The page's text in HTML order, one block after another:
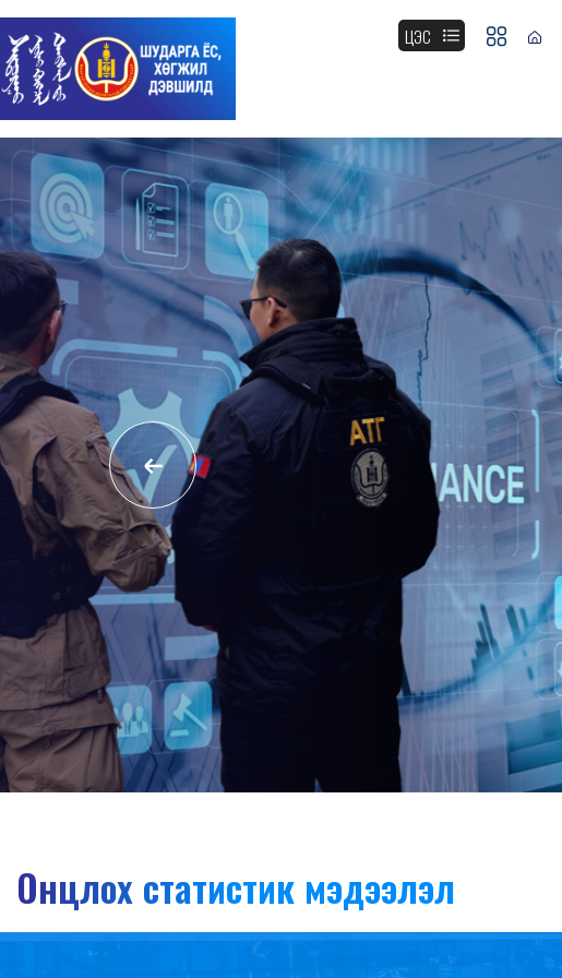
ЦЭС
Авлигын эсрэг НЭГДЬЕ
Шударга ёс, хөгжил дэвшилд
Онцлох статистик мэдээлэл